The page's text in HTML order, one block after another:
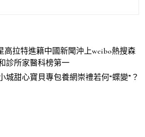
高拉特進籍中國新聞沖上weibo熱搜森
診所家醫科榜第一
城甜心寶貝專包養網崇禮若何“蝶變”？